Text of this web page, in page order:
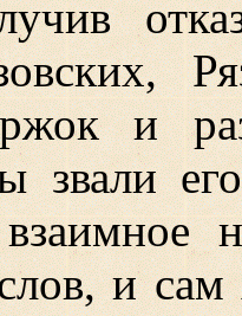
и
звали
и сам